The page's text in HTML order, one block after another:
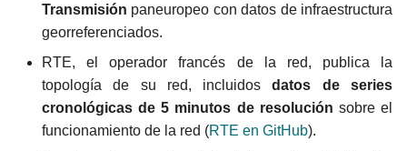
Transmisión paneuropeo con datos de infraestructura
georreferenciados.
RTE, el operador francés de la red, publica la
topología de su red, incluidosdatos de series
cronológicas de 5 minutos de resolución sobre el
funcionamiento de la red (RTE en GitHub).